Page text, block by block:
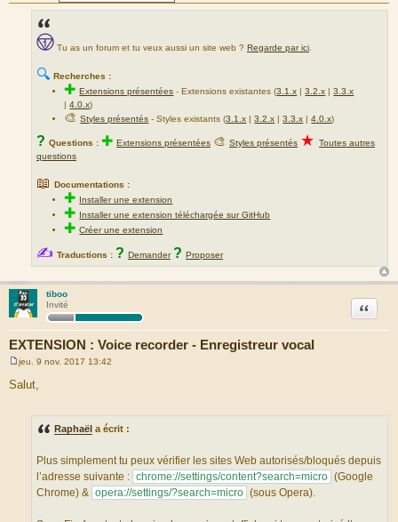
Tu as un forum et tu veux aussi un site web ? Regarde par ici
🔍 Recherches :
✚Extensions présentées -Extensions existantes (3.1.x |3.2.x |3.3.x
|4.0.x)
🎨Styles présentés - Styles existants (3.1.x |3.2.x |3.3.x |4.0.x)
? Questions : ✚ Extensions présentées 🎨 Styles présentés ★ Toutes autres
questions
📖 Documentations :
✚ Installer une extension
✚ Installer une extension téléchargée sur GitHub
✚Créer une extension
✍ Traductions : ? Demander ? Proposer
tiboo
Invité
EXTENSION : Voice recorder - Enregistreur vocal
Citation
e
s
jeu. 9 nov. 2017 13:42
Salut,
Raphaël a écrit :
Plus simplement tu peux vérifier les sites Web autorisés/bloqués depuis
l’adresse suivante : chrome://settings/content?search=micro (Google
Chrome) & opera://settings/?search=micro (sous Opera).